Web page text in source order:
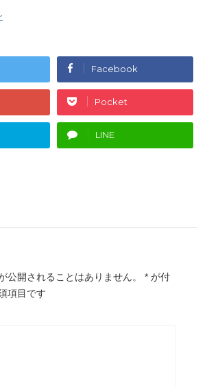
Facebook
Pocket
LINE
公開されることはありません。 * が付
項目です